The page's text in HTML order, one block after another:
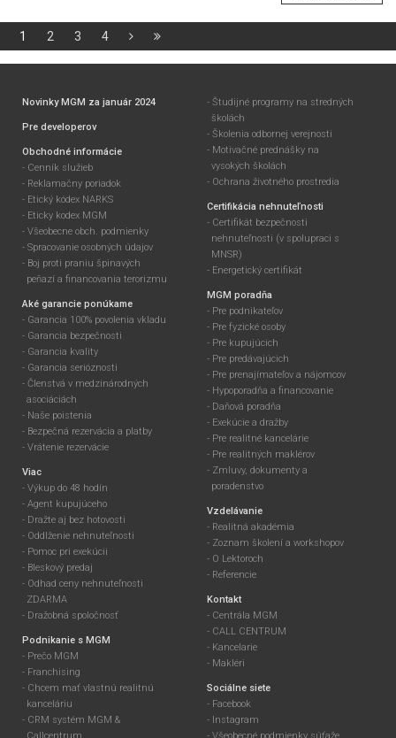
1 2 3 4
Novinky MGM za január 2024
Pre developerov
Obchodné informácie
Cenník služieb
Reklamačny poriadok
Etický kódex NARKS
Eticky kodex MGM
Všeobecne obch. podmienky
Spracovanie osobných údajov
Boj proti praniu špinavých
peňazí a financovania terorizmu
Aké garancie ponúkame
Garancia 100% povolenia vkladu
Garancia bezpečnosti
Garancia kvality
Garancia serióznosti
Členstvá v medzinárodných
asociáciách
Naše poistenia
Bezpečná rezervácia a platby
Vrátenie rezervácie
Viac
Výkup do 48 hodín
Agent kupujúceho
Dražte aj bez hotovosti
Oddlženie nehnuteľnosti
Pomoc pri exekúcii
Bleskový predaj
Odhad ceny nehnuteľnosti
ZDARMA
Dražobná spoločnosť
Podnikanie s MGM
Prečo MGM
Franchising
Chcem mať vlastnú realitnú
kanceláriu
CRM systém MGM &
Študijné programy na stredných
školách
Školenia odbornej verejnosti
Motivačné prednášky na
vysokých školách
Ochrana životného prostredia
Certifikácia nehnuteľnosti
Certifikát bezpečnosti
nehnuteľnosti (v spolupraci s
MNSR)
Energetický certifikát
MGM poradňa
Pre podnikateľov
Pre fyzické osoby
Pre kupujúcich
Pre predávajúcich
Pre prenajímateľov a nájomcov
Hypoporadňa a financovanie
Daňová poradňa
Exekúcie a dražby
Pre realitné kancelárie
Pre realitných maklérov
Zmluvy, dokumenty a
poradenstvo
Vzdelávanie
Realitná akadémia
Zoznam školení a workshopov
O Lektoroch
Referencie
Kontakt
Centrála MGM
CALL CENTRUM
Kancelarie
Makléri
Sociálne siete
Facebook
Instagram